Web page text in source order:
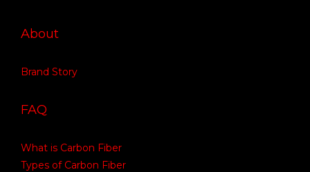
About
Brand Story
FAQ
What is Carbon Fiber
Types of Carbon Fiber